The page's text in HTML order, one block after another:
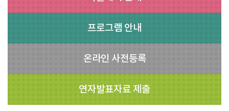
프로그램 안내
온라인 사전등록
연자발표자료 제출